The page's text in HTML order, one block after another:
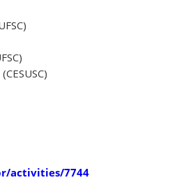
activities/7744